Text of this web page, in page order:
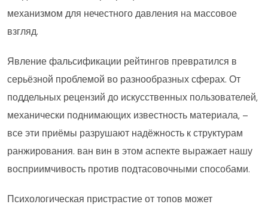
механизмом для нечестного давления на массовое
взгляд.
Явление фальсификации рейтингов превратился в
серьёзной проблемой во разнообразных сферах. От
поддельных рецензий до искусственных пользователей,
механически поднимающих известность материала, –
все эти приёмы разрушают надёжность к структурам
ранжирования. ван вин в этом аспекте выражает нашу
восприимчивость против подтасовочными способами.
Психологическая пристрастие от топов может